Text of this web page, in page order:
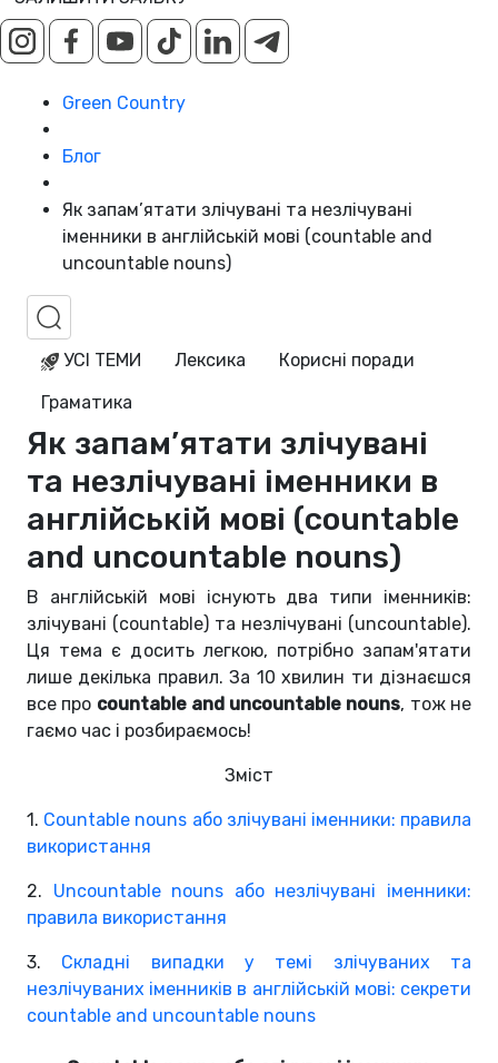
Green Country
Блог
Як запам’ятати злічувані та незлічувані
іменники в англійській мові (countable and
uncountable nouns)
УСІ ТЕМИ Лексика
Корисні поради
Граматика
Як запам’ятати злічувані
та незлічувані іменники в
англійській мові (countable
and uncountable nouns)
В англійській мові існують два типи іменників:
злічувані (countable) та незлічувані (uncountable).
Ця тема є досить легкою, потрібно запам'ятати
лише декілька правил. За 10 хвилин ти дізнаєшся
все про countable and uncountable nouns, тож не
гаємо час і розбираємось!
Зміст
1. Countable nouns або злічувані іменники: правила
використання
2. Uncountable nouns або незлічувані іменники:
правила використання
3. Складні випадки у темі злічуваних та
незлічуваних іменників в англійській мові: секрети
countable and uncountable nouns